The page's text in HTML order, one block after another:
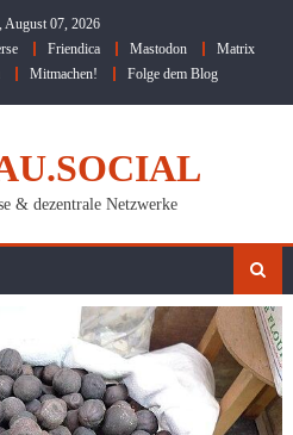
August 07, 2026
Friendica Mastodon
Matrix
Mitmachen! Folge dem Blog
& dezentrale Netzwerke